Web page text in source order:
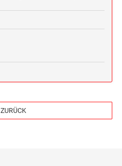
ZURÜCK